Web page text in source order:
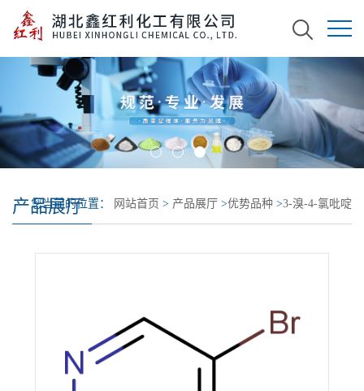
产品展厅
您当前的位置： 网站首页 > 产品展厅 >优势品种 >3-溴-4-氯吡啶